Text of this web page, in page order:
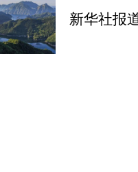
新华社报